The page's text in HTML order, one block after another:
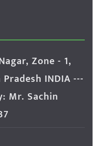
Zone - 1,
INDIA ---
Mr. Sachin